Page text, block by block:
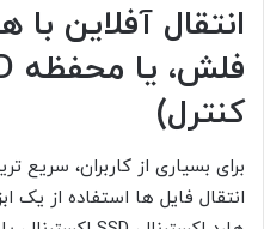
انتقال آفلاین با
کنترل)
برای بسیاری از کاربران،
انتقال فایل ها استفاده از یک